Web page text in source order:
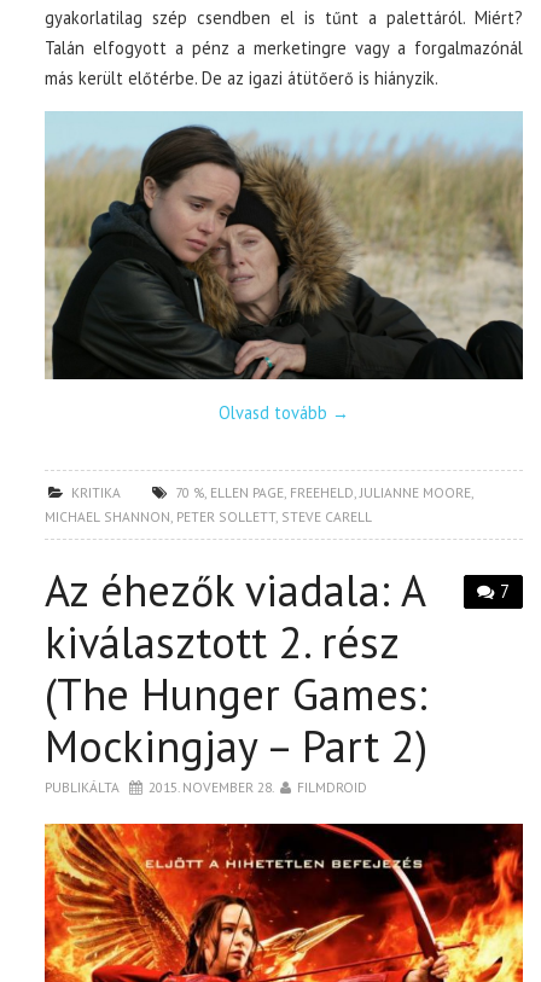
gyakorlatilag szép csendben el is tűnt a palettáról. Miért?
Talán elfogyott a pénz a merketingre vagy a forgalmazónál
más került előtérbe. De az igazi átütőerő is hiányzik.
Olvasd tovább →
KRITIKA 70 %, ELLEN PAGE, FREEHELD,JULIANNE MOORE,
MICHAEL SHANNON, PETER SOLLETT, STEVE CARELL
7
Az éhezők viadala: A
kiválasztott 2. rész
(The Hunger Games:
Mockingjay – Part 2)
PUBLIKÁLTA 2015. NOVEMBER 28. FILMDROID